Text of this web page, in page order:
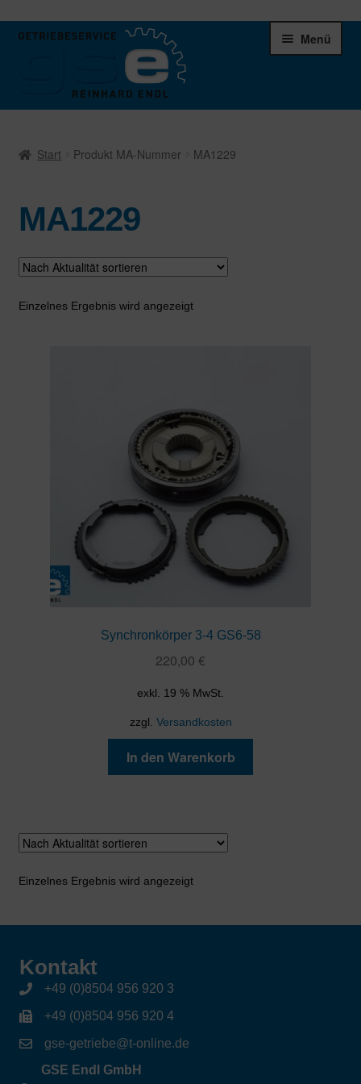
Zur
Zum
Menü
Schaltgetriebe
Verteilergetriebe
Warenkorb
Start Produkt MA-Nummer MA1229
MA1229
Einzelnes Ergebnis wird angezeigt
Synchronkörper 3-4 GS6-58
220,00 €
exkl. 19 % MwSt.
zzgl. Versandkosten
In den Warenkorb
Einzelnes Ergebnis wird angezeigt
Kontakt
+49 (0)8504 956 920 3
+49 (0)8504 956 920 4
gse-getriebe@t-online.de
GSE Endl GmbH